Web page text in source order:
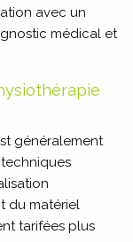
avec un
médical et
généralement
du matériel
tarifées plus